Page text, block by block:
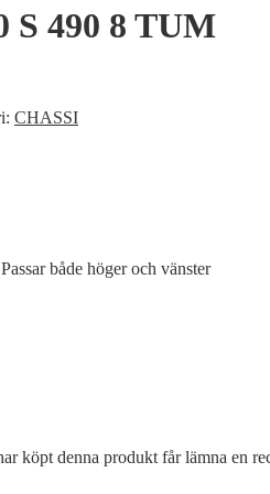
S 490 8 TUM
CHASSI
både höger och vänster
köpt denna produkt får lämna en